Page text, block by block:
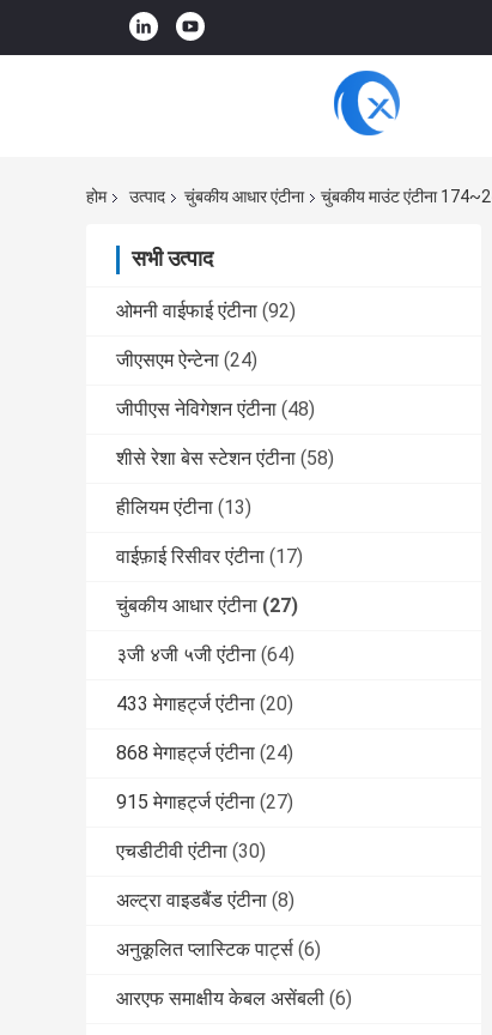
होम उत्पाद चुंबकीय आधार एंटीना चुंबकीय माउंट एंटीना
सभी उत्पाद
ओमनी वाईफाई एंटीना (92)
जीएसएम ऐन्टेना (24)
जीपीएस नेविगेशन एंटीना (48)
शीसे रेशा बेस स्टेशन एंटीना (58)
हीलियम एंटीना (13)
वाईफ़ाई रिसीवर एंटीना (17)
चुंबकीय आधार एंटीना (27)
३जी ४जी ५जी एंटीना (64)
433 मेगाहर्ट्ज एंटीना (20)
868 मेगाहर्ट्ज एंटीना (24)
915 मेगाहर्ट्ज एंटीना (27)
एचडीटीवी एंटीना (30)
अल्ट्रा वाइडबैंड एंटीना (8)
अनुकूलित प्लास्टिक पार्ट्स (6)
आरएफ समाक्षीय केबल असेंबली (6)